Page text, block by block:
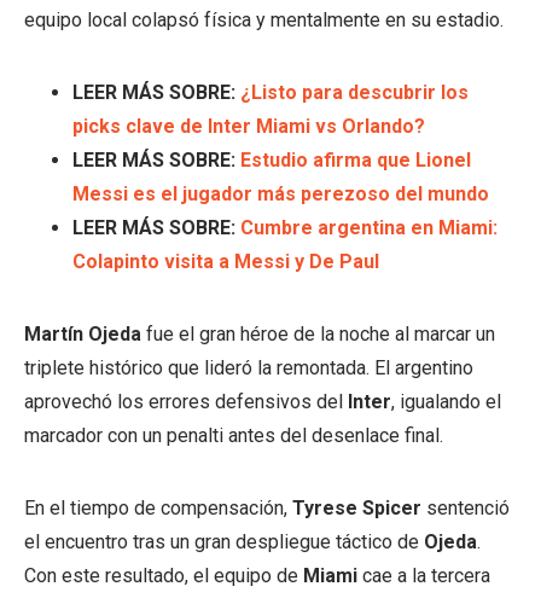
equipo local colapsó física y mentalmente en su estadio.
LEER MÁS SOBRE: ¿Listo para descubrir los
picks clave de Inter Miami vs Orlando?
LEER MÁS SOBRE: Estudio afirma que Lionel
Messi es el jugador más perezoso del mundo
LEER MÁS SOBRE: Cumbre argentina en Miami:
Colapinto visita a Messi y De Paul
Martín Ojeda fue el gran héroe de la noche al marcar un
triplete histórico que lideró la remontada. El argentino
aprovechó los errores defensivos del Inter, igualando el
marcador con un penalti antes del desenlace final.
En el tiempo de compensación, Tyrese Spicer sentenció
el encuentro tras un gran despliegue táctico de Ojeda.
Con este resultado, el equipo de Miami cae a la tercera